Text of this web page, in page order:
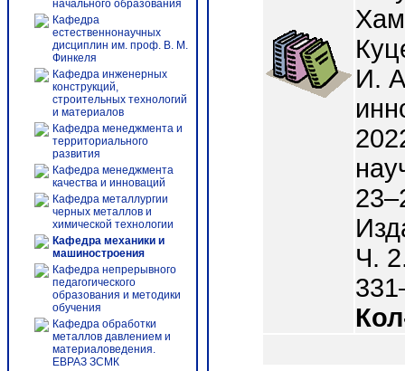
начального образования
Кафедра
естественнонаучных
дисциплин им. проф. В. М.
Финкеля
Кафедра инженерных
конструкций,
строительных технологий
и материалов
Кафедра менеджмента и
территориального
развития
Кафедра менеджмента
качества и инноваций
Кафедра металлургии
черных металлов и
химической технологии
Кафедра механики и
машиностроения
Кафедра непрерывного
педагогического
образования и методики
обучения
Кафедра обработки
металлов давлением и
материаловедения.
ЕВРАЗ ЗСМК
И.
Ч.